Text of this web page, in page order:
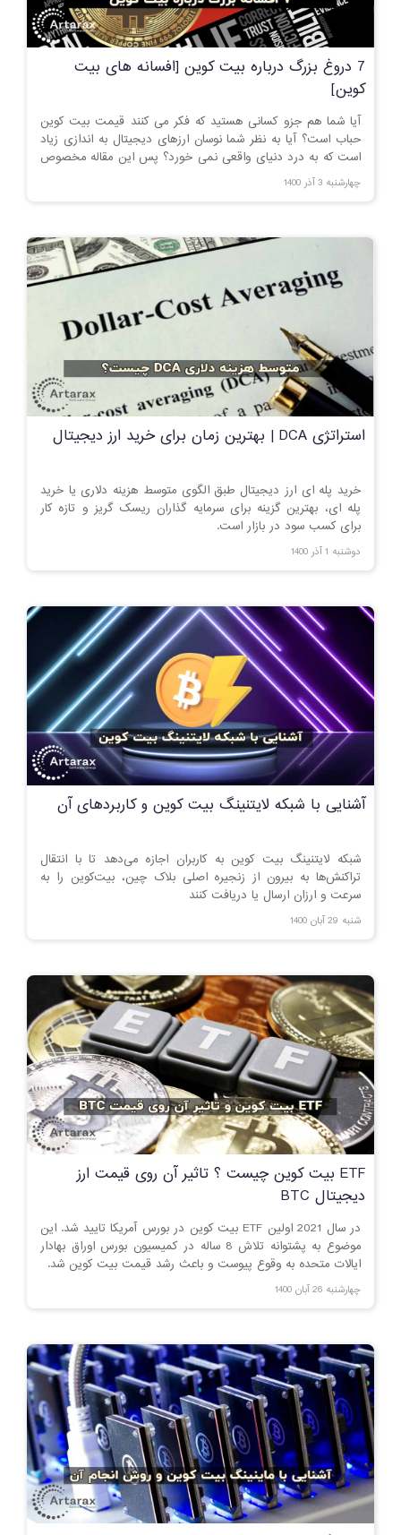
7 دروغ بزرگ درباره بیت کوین [افسانه های بیت
کوین]
آیا شما هم جزو کسانی هستید که فکر می کنند قیمت بیت کوین
حباب است؟ آیا به نظر شما نوسان ارزهای دیجیتال به اندازی زیاد
است که به درد دنیای واقعی نمی خورد؟ پس این مقاله مخصوص
شماست! با ما همراه باشید
چهارشنبه 3 آذر 1400
استراتژی DCA | بهترین زمان برای خرید ارز دیجیتال
خرید پله ای ارز دیجیتال طبق الگوی متوسط هزینه دلاری یا خرید
پله ای، بهترین گزینه برای سرمایه گذاران ریسک گریز و تازه کار
برای کسب سود در بازار است.
دوشنبه 1 آذر 1400
آشنایی با شبکه لایتنینگ بیت کوین و کاربردهای آن
شبکه لایتنینگ بیت کوین به کاربران اجازه می‌دهد تا با انتقال
تراکنش‌ها به بیرون از زنجیره اصلی بلاک چین، بیت‌کوین را به
سرعت و ارزان ارسال یا دریافت کنند
شنبه 29 آبان 1400
ETF بیت کوین چیست ؟ تاثیر آن روی قیمت ارز
دیجیتال BTC
در سال 2021 اولین ETF بیت کوین در بورس آمریکا تایید شد. این
موضوع به پشتوانه تلاش 8 ساله در کمیسیون بورس اوراق بهادار
ایالات متحده به وقوع پیوست و باعث رشد قیمت بیت کوین شد.
چهارشنبه 26 آبان 1400